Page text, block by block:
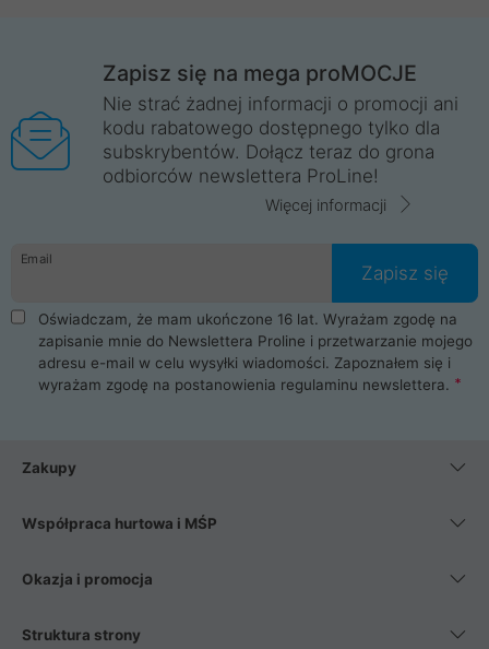
Zapisz się na mega proMOCJE
Nie strać żadnej informacji o promocji ani
kodu rabatowego dostępnego tylko dla
subskrybentów. Dołącz teraz do grona
odbiorców newslettera ProLine!
Więcej informacji
Email
Zapisz się
Oświadczam, że mam ukończone 16 lat. Wyrażam zgodę na
zapisanie mnie do Newslettera Proline i przetwarzanie mojego
adresu e-mail w celu wysyłki wiadomości. Zapoznałem się i
wyrażam zgodę na postanowienia regulaminu newslettera.
Zakupy
Współpraca hurtowa i MŚP
Okazja i promocja
Struktura strony